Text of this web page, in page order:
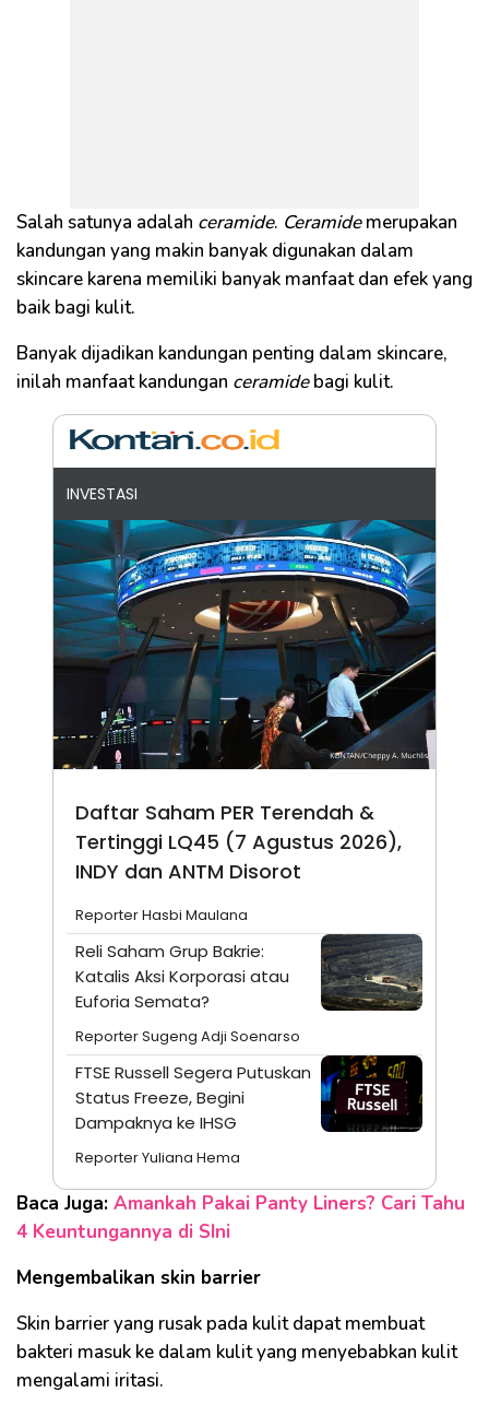
Salah satunya adalah ceramide. Ceramidemerupakan
kandungan yang makin banyak digunakan dalam
skincare karena memiliki banyak manfaat dan efek yang
baik bagi kulit.
Banyak dijadikan kandungan penting dalam skincare,
inilah manfaat kandungan ceramidebagi kulit.
INVESTASI
Daftar Saham PER Terendah &
Tertinggi LQ45 (7 Agustus 2026),
INDY dan ANTM Disorot
Reporter Hasbi Maulana
Reli Saham Grup Bakrie:
Katalis Aksi Korporasi atau
Euforia Semata?
Reporter Sugeng Adji Soenarso
FTSE Russell Segera Putuskan
Status Freeze, Begini
Dampaknya ke IHSG
Reporter Yuliana Hema
Baca Juga: Amankah Pakai Panty Liners? Cari Tahu
4 Keuntungannya di SIni
Mengembalikan skin barrier
Skin barrier yang rusak pada kulit dapat membuat
bakteri masuk ke dalam kulit yang menyebabkan kulit
mengalami iritasi.